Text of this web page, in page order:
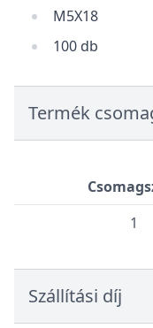
M5X18
100 db
Termék
1
Szállítási díj